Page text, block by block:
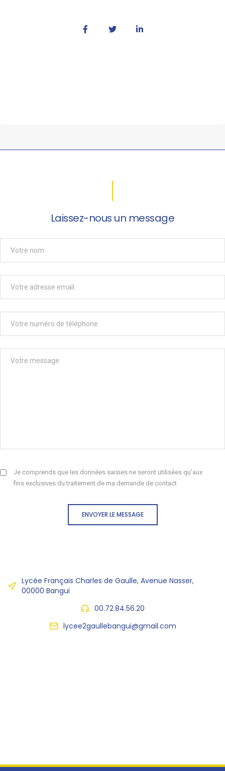
Laissez-nous un message
Je comprends que les données saisies ne seront utilisées qu'aux
fins exclusives du traitement de ma demande de contact.
ENVOYER LE MESSAGE
Lycée Français Charles de Gaulle, Avenue Nasser,
00000 Bangui
00.72.84.56.20
lycee2gaullebangui@gmail.com